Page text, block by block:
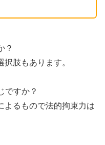
？
肢もあります。
ですか？
よるもので法的拘束力は